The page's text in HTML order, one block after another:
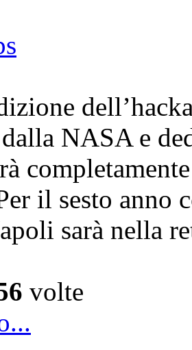
NASA e
il sesto anno
sarà nella
volte